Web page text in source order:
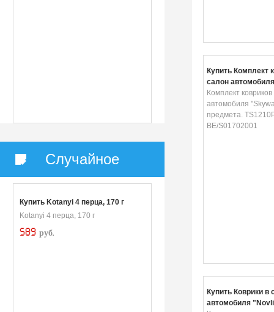
Случайное
Купить Kotanyi 4 перца, 170 г
Kotanyi 4 перца, 170 г
589 руб.
Купить Комплект
салон
3 предмета.
BE/S01702001
Комплект
автомобиля
предмета.
BE/S01702001
Купить Коврики в
автомобиля